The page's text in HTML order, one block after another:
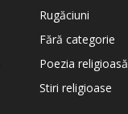
Rugăciuni
Fără categorie
Poezia religioasă
Stiri religioase